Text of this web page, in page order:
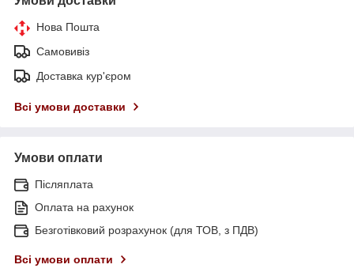
Нова Пошта
Самовивіз
Доставка кур'єром
Всі умови доставки
Умови оплати
Післяплата
Оплата на рахунок
Безготівковий розрахунок (для ТОВ, з ПДВ)
Всі умови оплати